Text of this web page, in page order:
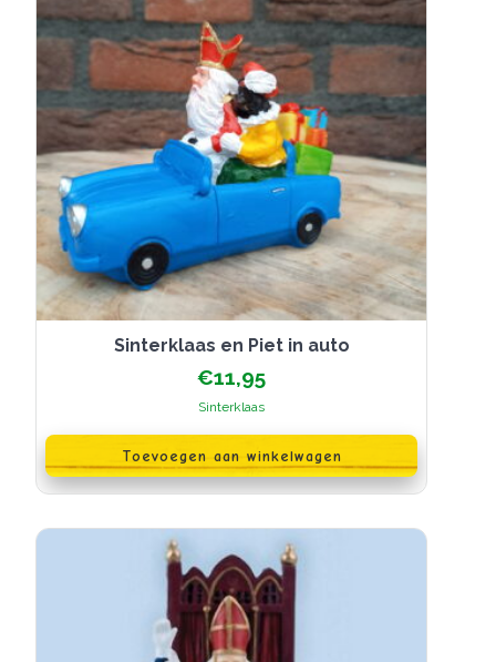
de
productpagina
Sinterklaas en Piet in auto
€11,95
Sinterklaas
Toevoegen aan winkelwagen